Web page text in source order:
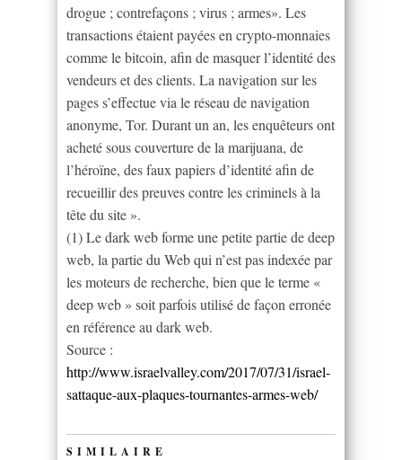
drogue ; contrefaçons ; virus ; armes». Les
transactions étaient payées en crypto-monnaies
comme le bitcoin, afin de masquer l’identité des
vendeurs et des clients. La navigation sur les
pages s’effectue via le réseau de navigation
anonyme, Tor. Durant un an, les enquêteurs ont
acheté sous couverture de la marijuana, de
l’héroïne, des faux papiers d’identité afin de
recueillir des preuves contre les criminels à la
tête du site ».
(1) Le dark web forme une petite partie de deep
web, la partie du Web qui n’est pas indexée par
les moteurs de recherche, bien que le terme «
deep web » soit parfois utilisé de façon erronée
en référence au dark web.
Source :
http://www.israelvalley.com/2017/07/31/israel-
sattaque-aux-plaques-tournantes-armes-web/
SIMILAIRE